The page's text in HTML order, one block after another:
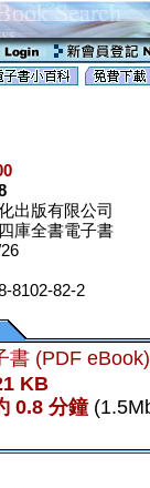
出版有限公司
庫全書電子書
8102-82-2
書 (PDF
KB
0.8 分鐘